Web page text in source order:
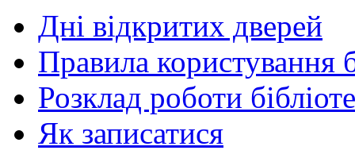
Дні відкритих дверей
Правила користування
Розклад роботи
Як записатися